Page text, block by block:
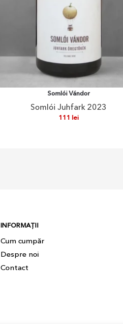
Somlói Vándor
Somlói Juhfark 2023
111 lei
INFORMAȚII
Cum cumpăr
Despre noi
Contact